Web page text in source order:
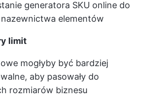
generatora SKU online do
elementów
limit
mogłyby być bardziej
aby pasowały do
rozmiarów biznesu